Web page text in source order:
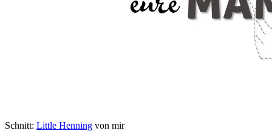
Schnitt: Little Henning von mir